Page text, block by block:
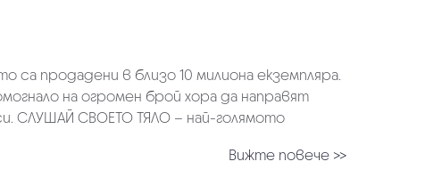
са продадени в близо 10 милиона екземпляра.
на огромен брой хора да направят
СЛУШАЙ СВОЕТО ТЯЛО – най-голямото
Вижте повече >>